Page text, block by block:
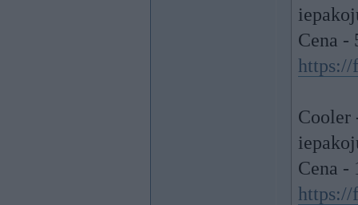
Cena -
https://
Cooler
Cena -